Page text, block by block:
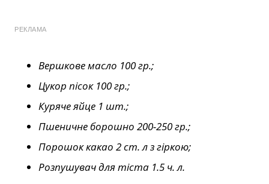
РЕКЛАМА
Вершкове масло 100 гр.;
Цукор пісок 100 гр.;
Куряче яйце 1 шт.;
Пшеничне борошно 200-250 гр.;
Порошок какао 2 ст. л з гіркою;
Розпушувач для тіста 1.5 ч. л.